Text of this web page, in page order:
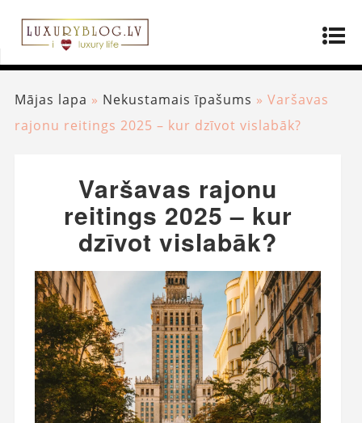
Mājas lapa » Nekustamais īpašums » Varšavas
rajonu reitings 2025 – kur dzīvot vislabāk?
Varšavas rajonu
reitings 2025 – kur
dzīvot vislabāk?